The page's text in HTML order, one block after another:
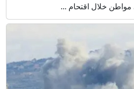
خلال اقتحام ...